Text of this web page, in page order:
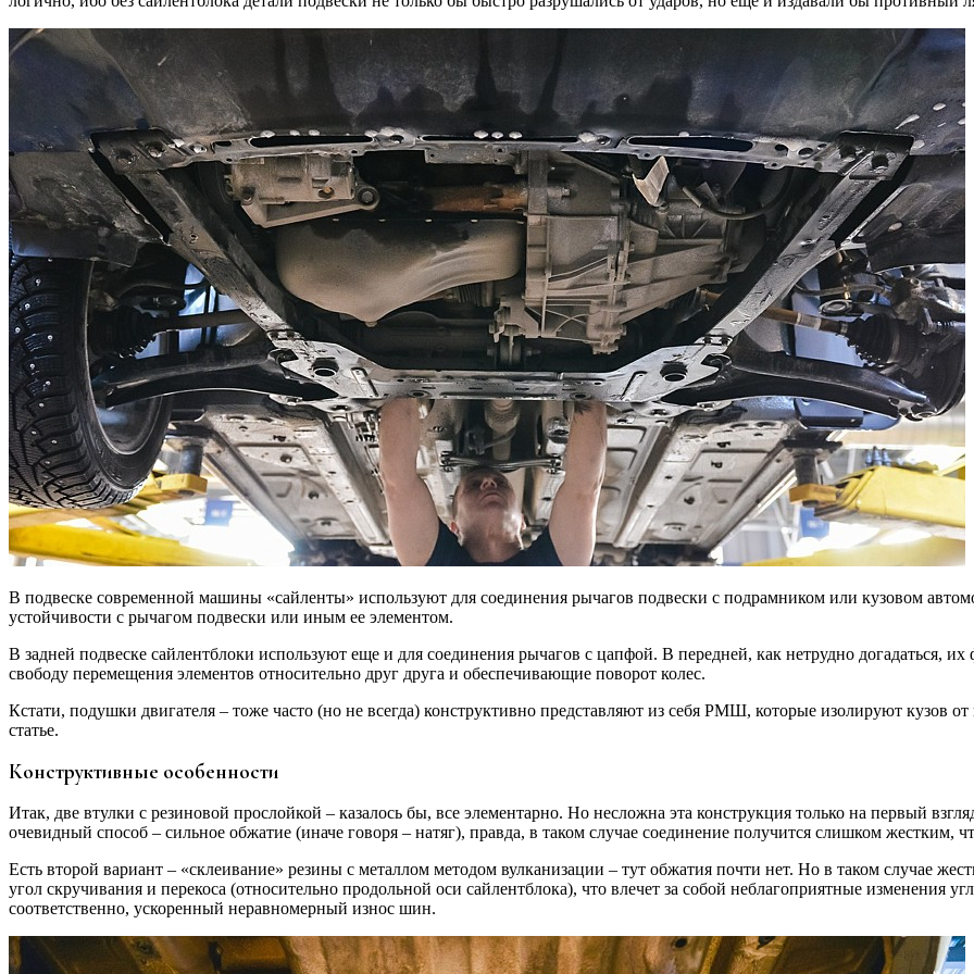
В подвеске современной машины «сайленты» используют для соединения рычагов подвески с подрамником или кузовом
устойчивости с рычагом подвески или иным ее элементом.
В задней подвеске сайлентблоки используют еще и для соединения рычагов с цапфой. В передней, как нетрудно
свободу перемещения элементов относительно друг друга и обеспечивающие поворот колес.
Кстати, подушки двигателя – тоже часто (но не всегда) конструктивно представляют из себя РМШ, которые изолируют кузов
статье.
Конструктивные особенности
Итак, две втулки с резиновой прослойкой – казалось бы, все элементарно. Но несложна эта конструкция только на первый
очевидный способ – сильное обжатие (иначе говоря – натяг), правда, в таком случае соединение получится слишком жестким,
Есть второй вариант – «склеивание» резины с металлом методом вулканизации – тут обжатия почти нет. Но в таком случае
угол скручивания и перекоса (относительно продольной оси сайлентблока), что влечет за собой неблагоприятные изменения
соответственно, ускоренный неравномерный износ шин.